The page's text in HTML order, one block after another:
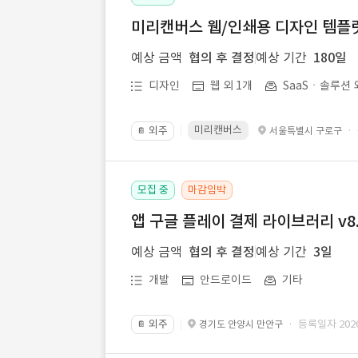
미리캔버스 웹/인쇄용 디자인 템
예상 금액 협의 후 결정 예상 기간 180일
디자인 웹 외 1개 SaaSㆍ솔루션
📔 외주 미리캔버스 서울특별시 구로구 ·
모집 중 마감임박
앱 구글 플레이 결제 라이브러리
예상 금액 협의 후 결정 예상 기간 3일
개발 안드로이드 기타
📔 외주 경기도 안양시 만안구 · 등록일자